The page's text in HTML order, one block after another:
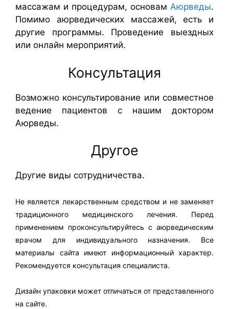
массажам и процедурам, основам Аюрведы.
Помимо аюрведических массажей, есть и
другие программы. Проведение выездных
или онлайн мероприятий.
Консультация
Возможно консультирование или совместное
ведение пациентов с нашим доктором
Аюрведы.
Другое
Другие виды сотрудничества.
Не является лекарственным средством и не заменяет
традиционного медицинского лечения. Перед
применением проконсультируйтесь с аюрведическим
врачом для индивидуального назначения. Все
материалы сайта имеют информационный характер.
Рекомендуется консультация специалиста.
Дизайн упаковки может отличаться от представленного
на сайте.